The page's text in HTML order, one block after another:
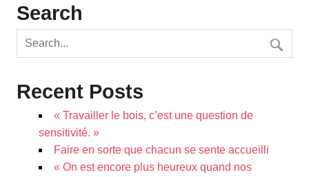
Search
Recent Posts
« Travailler le bois, c’est une question de
sensitivité. »
Faire en sorte que chacun se sente accueilli
« On est encore plus heureux quand nos